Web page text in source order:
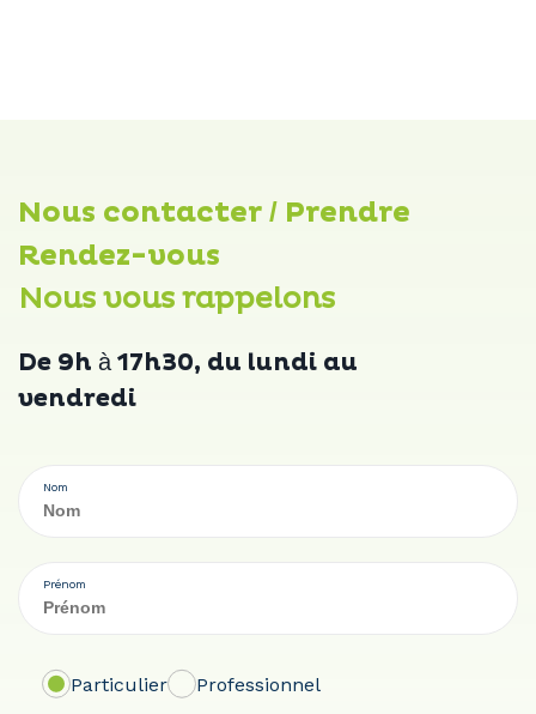
Nous contacter / Prendre
Rendez-vous
Nous vous rappelons
De 9h à 17h30, du lundi au
vendredi
Nom
Prénom
Particulier Professionnel